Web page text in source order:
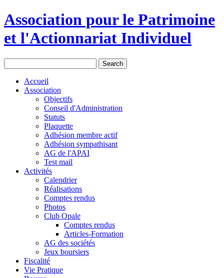
Association pour le Patrimoine
et l'Actionnariat Individuel
Accueil
Association
Objectifs
Conseil d'Administration
Statuts
Plaquette
Adhésion membre actif
Adhésion sympathisant
AG de l'APAI
Test mail
Activités
Calendrier
Réalisations
Comptes rendus
Photos
Club Opale
Comptes rendus
Articles-Formation
AG des sociétés
Jeux boursiers
Fiscalité
Vie Pratique